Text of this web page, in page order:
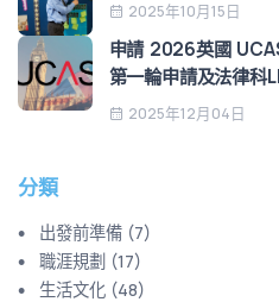
2025年10月15日
申請 2026英國
第一輪申請及法律科
2025年12月04日
分類
出發前準備 (7)
職涯規劃 (17)
生活文化 (48)